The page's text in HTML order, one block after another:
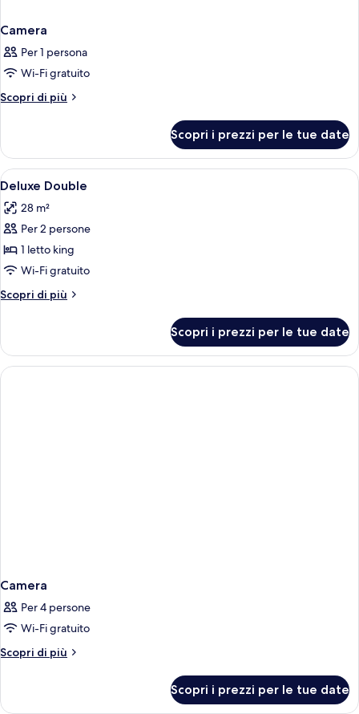
Camera
Per 1 persona
Wi-Fi gratuito
Scopri di più
Altri
Scopri i prezzi per le tue date
Apri
tutte
le
foto
per
Deluxe
Double
Cassaforte in camera, una scrivania,
2
Deluxe Double
28 m²
Per 2 persone
1 letto king
Wi-Fi gratuito
Scopri di più
Altri
Double
Scopri i prezzi per le tue date
Camera
Per 4 persone
Wi-Fi gratuito
Scopri di più
Altri
Scopri i prezzi per le tue date